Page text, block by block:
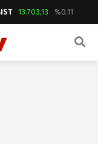
13.703,13 %0.11
ARAMA YAP